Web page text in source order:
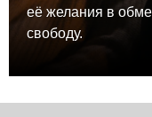
её желания в
свободу.